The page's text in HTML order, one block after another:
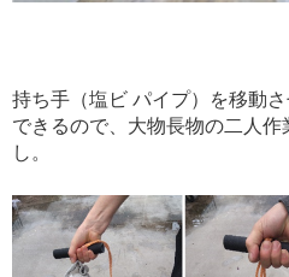
持ち手（塩ビ パイプ）を移動
できるので、大物長物の二人
し。